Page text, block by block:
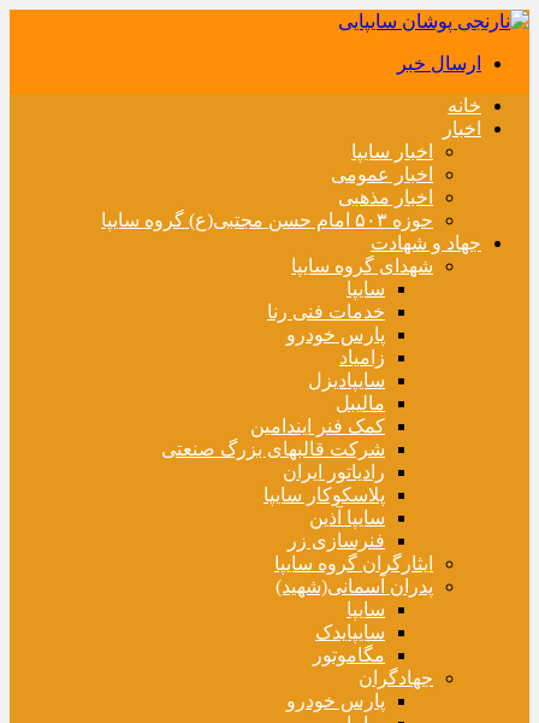
ارسال خبر
خانه
اخبار
اخبار سایپا
اخبار عمومی
اخبار مذهبی
حوزه ۵۰۳ امام حسن مجتبی(ع) گروه سایپا
جهاد و شهادت
شهدای گروه سایپا
سایپا
خدمات فنی رنا
پارس خودرو
زامیاد
سایپادیزل
مالیبل
کمک فنر ایندامین
شرکت قالبهای بزرگ صنعتی
رادیاتور ایران
پلاسکوکار سایپا
سایپا آذین
فنرسازی زر
ایثارگران گروه سایپا
پدران آسمانی(شهید)
سایپا
سایپایدک
مگاموتور
جهادگران
پارس خودرو